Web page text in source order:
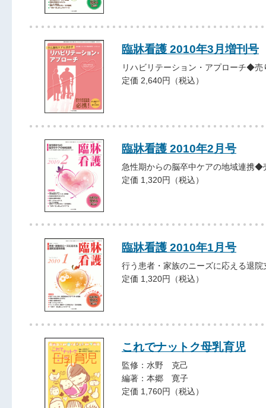
臨牀看護 2010年3月増刊号
リハビリテーション・アプローチ◆
定価 2,640円（税込）
臨牀看護 2010年2月号
急性期からの脳卒中ケアの地域連携
定価 1,320円（税込）
臨牀看護 2010年1月号
行う患者・家族のニーズに応える退
定価 1,320円（税込）
これでナットク母乳育児
監修：水野 克己
編著：本郷 寛子
定価 1,760円（税込）